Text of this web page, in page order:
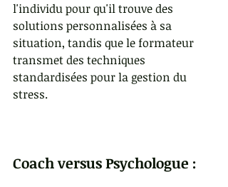
l'individu pour qu'il trouve des
solutions personnalisées à sa
situation, tandis que le formateur
transmet des techniques
standardisées pour la gestion du
stress.
Coach versus Psychologue :